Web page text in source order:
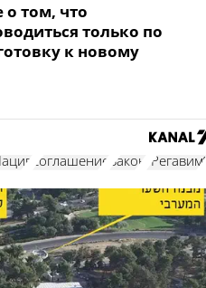
о том, что
только по
к новому
соглашение Закон